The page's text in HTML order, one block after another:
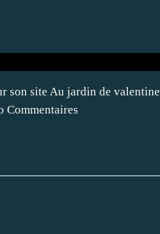
son site Au jardin de valentine
Commentaires